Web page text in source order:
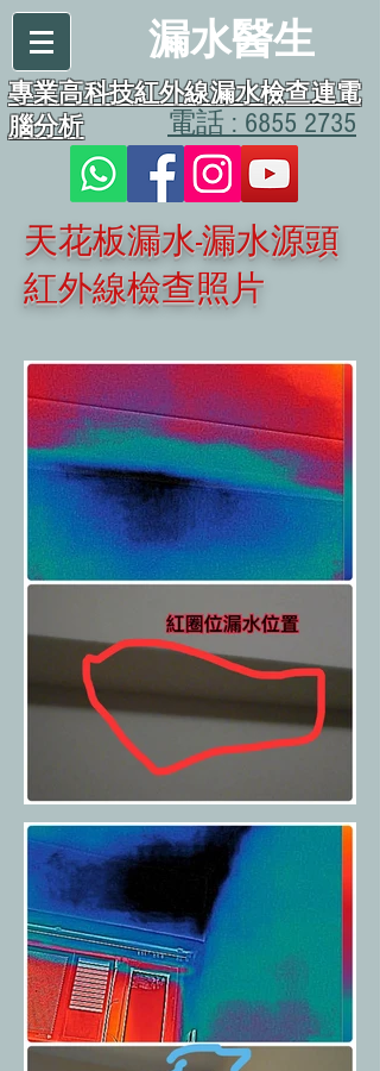
漏水醫生
電話 : 6855 2735
專業高科技紅外線漏水檢查連電
腦分析
天花板漏水-漏水源頭
紅外線檢查照片